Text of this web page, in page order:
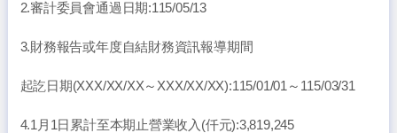
2.審計委員會通過日期:115/05/13
3.財務報告或年度自結財務資訊報導期間
起訖日期(XXX/XX/XX～XXX/XX/XX):115/01/01～115/03/31
4.1月1日累計至本期止營業收入(仟元):3,819,245